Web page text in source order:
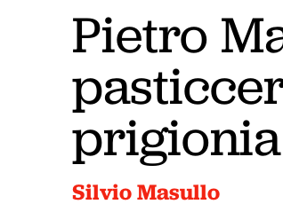
Pietro
Silvio Masullo